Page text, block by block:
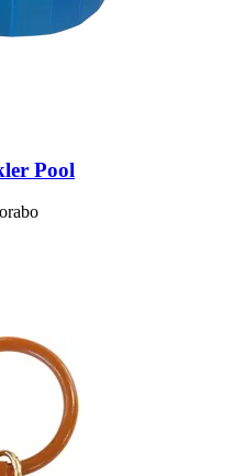
Pool